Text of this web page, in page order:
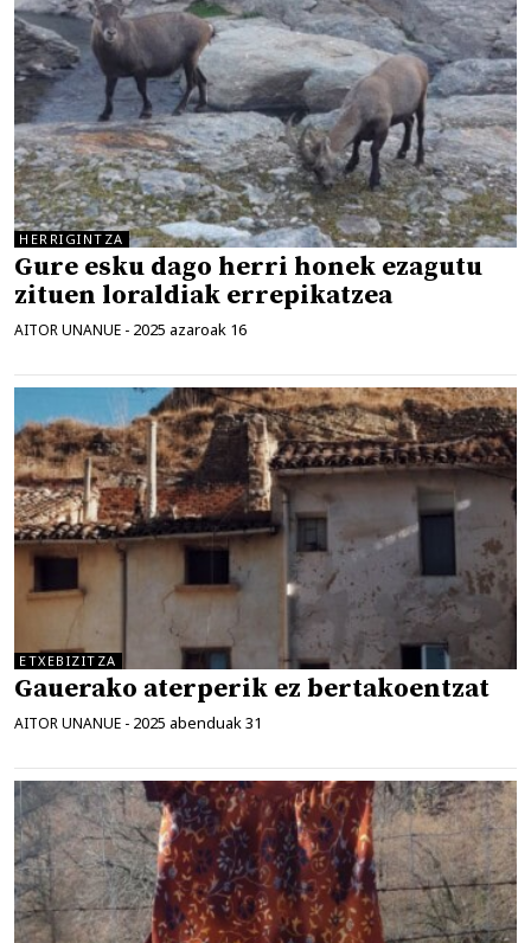
HERRIGINTZA
Gure esku dago herri honek ezagutu
zituen loraldiak errepikatzea
AITOR UNANUE - 2025 azaroak 16
ETXEBIZITZA
Gauerako aterperik ez bertakoentzat
AITOR UNANUE - 2025 abenduak 31